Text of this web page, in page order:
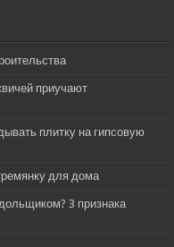
приучают
плитку на гипсовую
для дома
3 признака